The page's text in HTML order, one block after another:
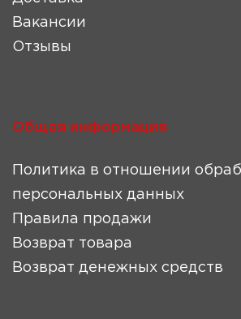
Вакансии
Отзывы
Общая информация
Политика в отношении
персональных данных
Правила продажи
Возврат товара
Возврат денежных средств